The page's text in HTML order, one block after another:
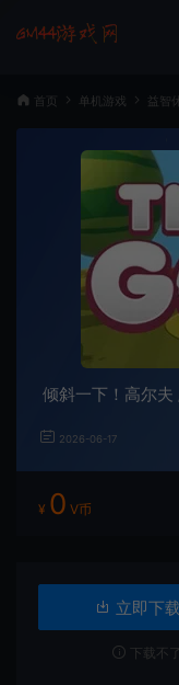
首页 单机游戏 益智
倾斜一下！高尔
2026-06-17
¥ 0 V币
立即下载
下载不